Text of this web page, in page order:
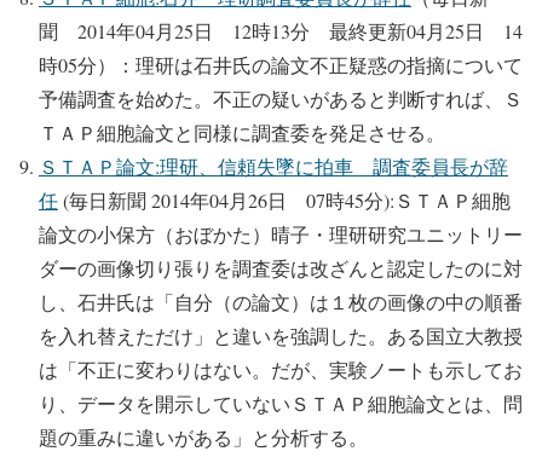
聞 2014年04月25日 12時13分 最終更新04月25日 14
時05分）：理研は石井氏の論文不正疑惑の指摘について
予備調査を始めた。不正の疑いがあると判断すれば、Ｓ
ＴＡＰ細胞論文と同様に調査委を発足させる。
ＳＴＡＰ論文:理研、信頼失墜に拍車 調査委員長が辞
任(毎日新聞 2014年04月26日 07時45分):ＳＴＡＰ細胞
論文の小保方（おぼかた）晴子・理研研究ユニットリー
ダーの画像切り張りを調査委は改ざんと認定したのに対
し、石井氏は「自分（の論文）は１枚の画像の中の順番
を入れ替えただけ」と違いを強調した。ある国立大教授
は「不正に変わりはない。だが、実験ノートも示してお
り、データを開示していないＳＴＡＰ細胞論文とは、問
題の重みに違いがある」と分析する。